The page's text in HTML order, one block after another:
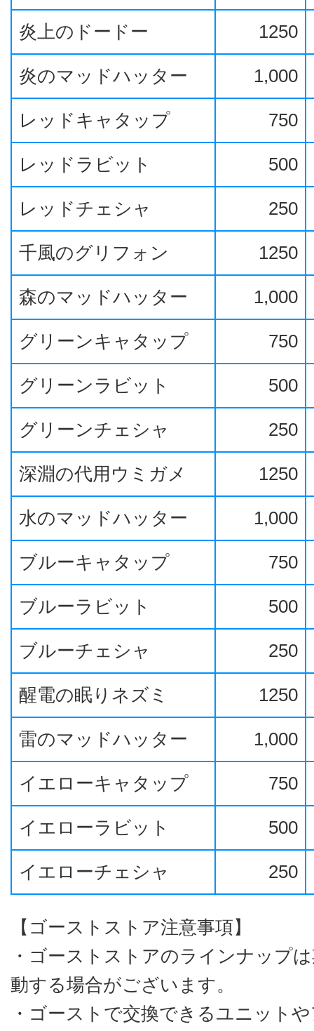
炎上のドードー 1250
炎のマッドハッター 1,000
レッドキャタップ 750
レッドラビット 500
レッドチェシャ 250
千風のグリフォン 1250
森のマッドハッター 1,000
グリーンキャタップ 750
グリーンラビット 500
グリーンチェシャ 250
深淵の代用ウミガメ 1250
水のマッドハッター 1,000
ブルーキャタップ 750
ブルーラビット 500
ブルーチェシャ 250
醒電の眠りネズミ 1250
雷のマッドハッター 1,000
イエローキャタップ 750
イエローラビット 500
イエローチェシャ 250
【ゴーストストア注意事項】
・ゴーストストアのラインナップ
動する場合がございます。
・ゴーストで交換できるユニット